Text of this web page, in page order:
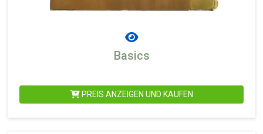
Basics
PREIS ANZEIGEN UND KAUFEN